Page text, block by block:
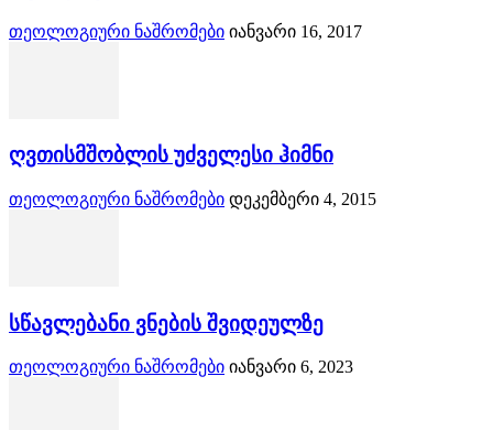
თეოლოგიური ნაშრომები იანვარი 16, 2017
ღვთისმშობლის უძველესი ჰიმნი
თეოლოგიური ნაშრომები დეკემბერი 4, 2015
სწავლებანი ვნების შვიდეულზე
თეოლოგიური ნაშრომები იანვარი 6, 2023